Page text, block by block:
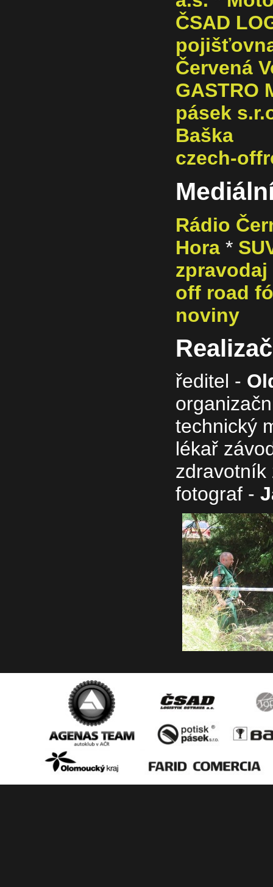
ČSAD
Červená
GASTRO
pásek
Baška
czech-
Rádio
Hora*
zpravodaj
off road
noviny
ředitel -
technický
lékař
fotograf -